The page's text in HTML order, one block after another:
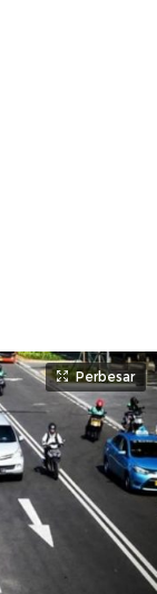
Perbesar